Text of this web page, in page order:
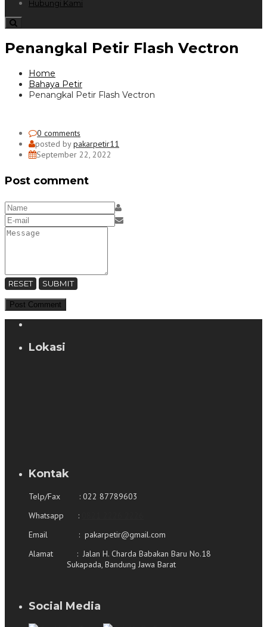
Hubungi Kami
Penangkal Petir Flash Vectron
Home
Bahaya Petir
Penangkal Petir Flash Vectron
0 comments
posted bypakarpetir11
September 22, 2022
Post comment
RESET SUBMIT
Lokasi
Kontak
Telp/Fax : 022 87789603
Whatsapp :
Email : pakarpetir@gmail.com
Alamat : Jalan H. Charda Babakan Baru No.18
Sukapada, Bandung Jawa Barat
Social Media